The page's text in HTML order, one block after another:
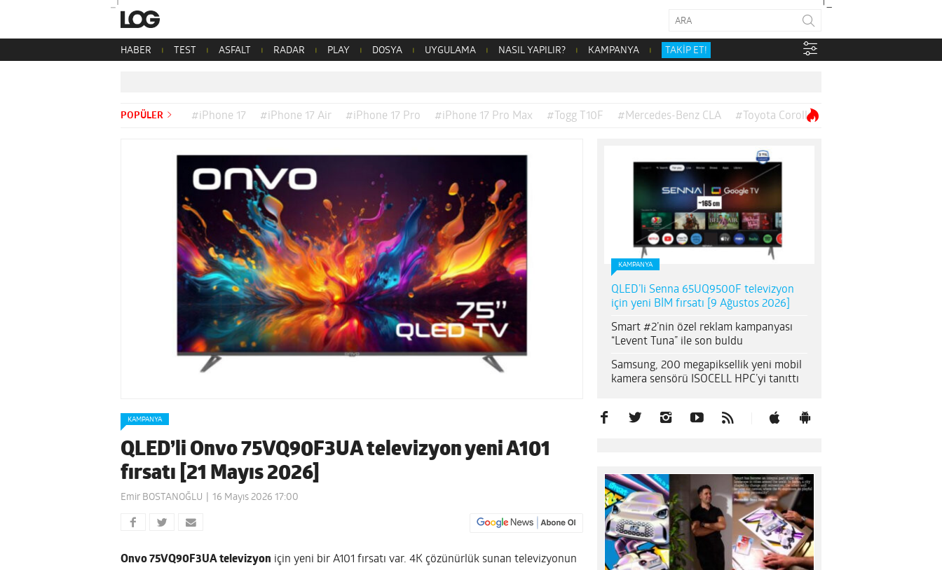
HABER TEST ASFALT RADAR PLAY DOSYA UYGULAMA NASIL YAPILIR? KAMPANYA TAKİP ET!
POPÜLER #iPhone 17 #iPhone 17 Air #iPhone 17 Pro #iPhone 17 Pro Max #Togg T10F #Mercedes-Benz CLA #Toyota Corolla
KAMPANYA
QLED’li Onvo 75VQ90F3UA televizyon yeni A101
fırsatı [21 Mayıs 2026]
Emir BOSTANOĞLU 16 Mayıs 2026 17:00
Onvo 75VQ90F3UA televizyon için yeni bir A101 fırsatı var. 4K çözünürlük sunan televizyonun
KAMPANYA
QLED’li Senna 65UQ9500F televizyon
için yeni BİM fırsatı [9 Ağustos 2026]
Smart #2’nin özel reklam kampanyası
“Levent Tuna” ile son buldu
Samsung, 200 megapiksellik yeni mobil
kamera sensörü ISOCELL HPC’yi tanıttı